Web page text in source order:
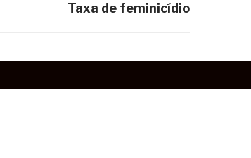
Taxa de feminicídio